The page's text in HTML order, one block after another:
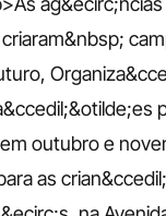
outubro e
as